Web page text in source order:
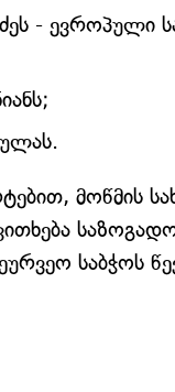
- ევროპული
მოწმის
საბჭოს